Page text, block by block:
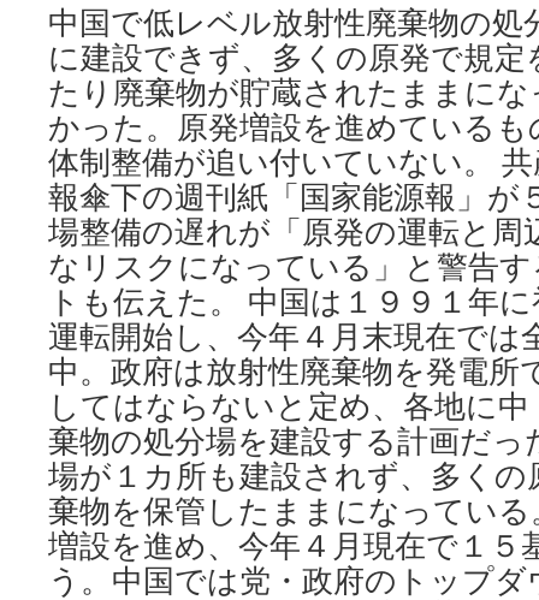
中国で低レベル放射性廃棄物の処
に建設できず、多くの原発で規
たり廃棄物が貯蔵されたままに
かった。原発増設を進めている
体制整備が追い付いていない。
報傘下の週刊紙「国家能源報」が
場整備の遅れが「原発の運転と周
なリスクになっている」と警告
トも伝えた。 中国は１９９１年
運転開始し、今年４月末現在では
中。政府は放射性廃棄物を発電所
してはならないと定め、各地に
棄物の処分場を建設する計画だっ
場が１カ所も建設されず、多くの
棄物を保管したままになっている
増設を進め、今年４月現在で１５
う。中国では党・政府のトップ